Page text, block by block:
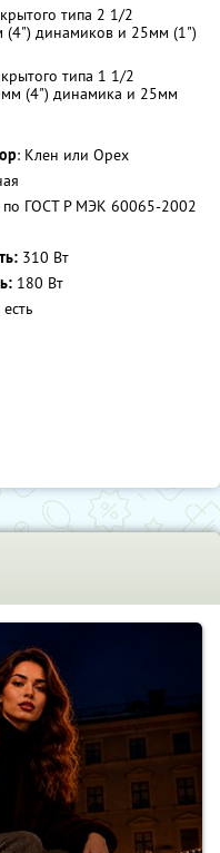
типа 2 1/2
(4") динамиков и 25мм (1")
типа 1 1/2
(4") динамика и 25мм
: Клен или Орех
по ГОСТ Р МЭК 60065-2002
310 Вт
180 Вт
есть